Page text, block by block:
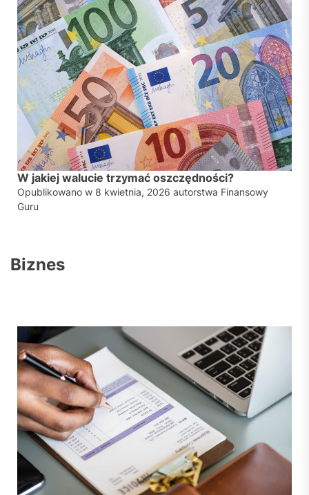
W jakiej walucie trzymać oszczędności?
Opublikowano w 8 kwietnia, 2026 autorstwa Finansowy
Guru
Biznes